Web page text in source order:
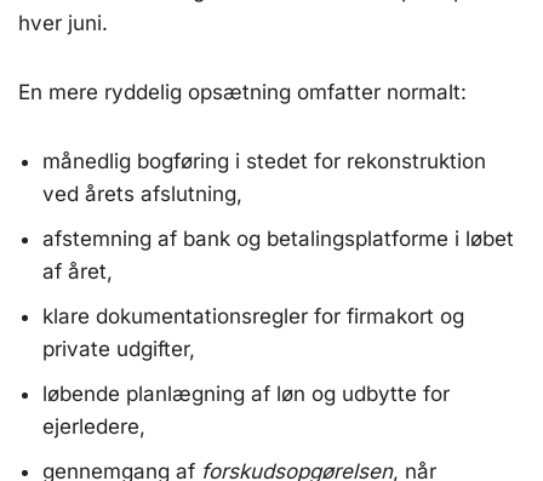
hver juni.
En mere ryddelig opsætning omfatter normalt:
månedlig bogføring i stedet for rekonstruktion
ved årets afslutning,
afstemning af bank og betalingsplatforme i løbet
af året,
klare dokumentationsregler for firmakort og
private udgifter,
løbende planlægning af løn og udbytte for
ejerledere,
gennemgang af forskudsopgørelsen, når